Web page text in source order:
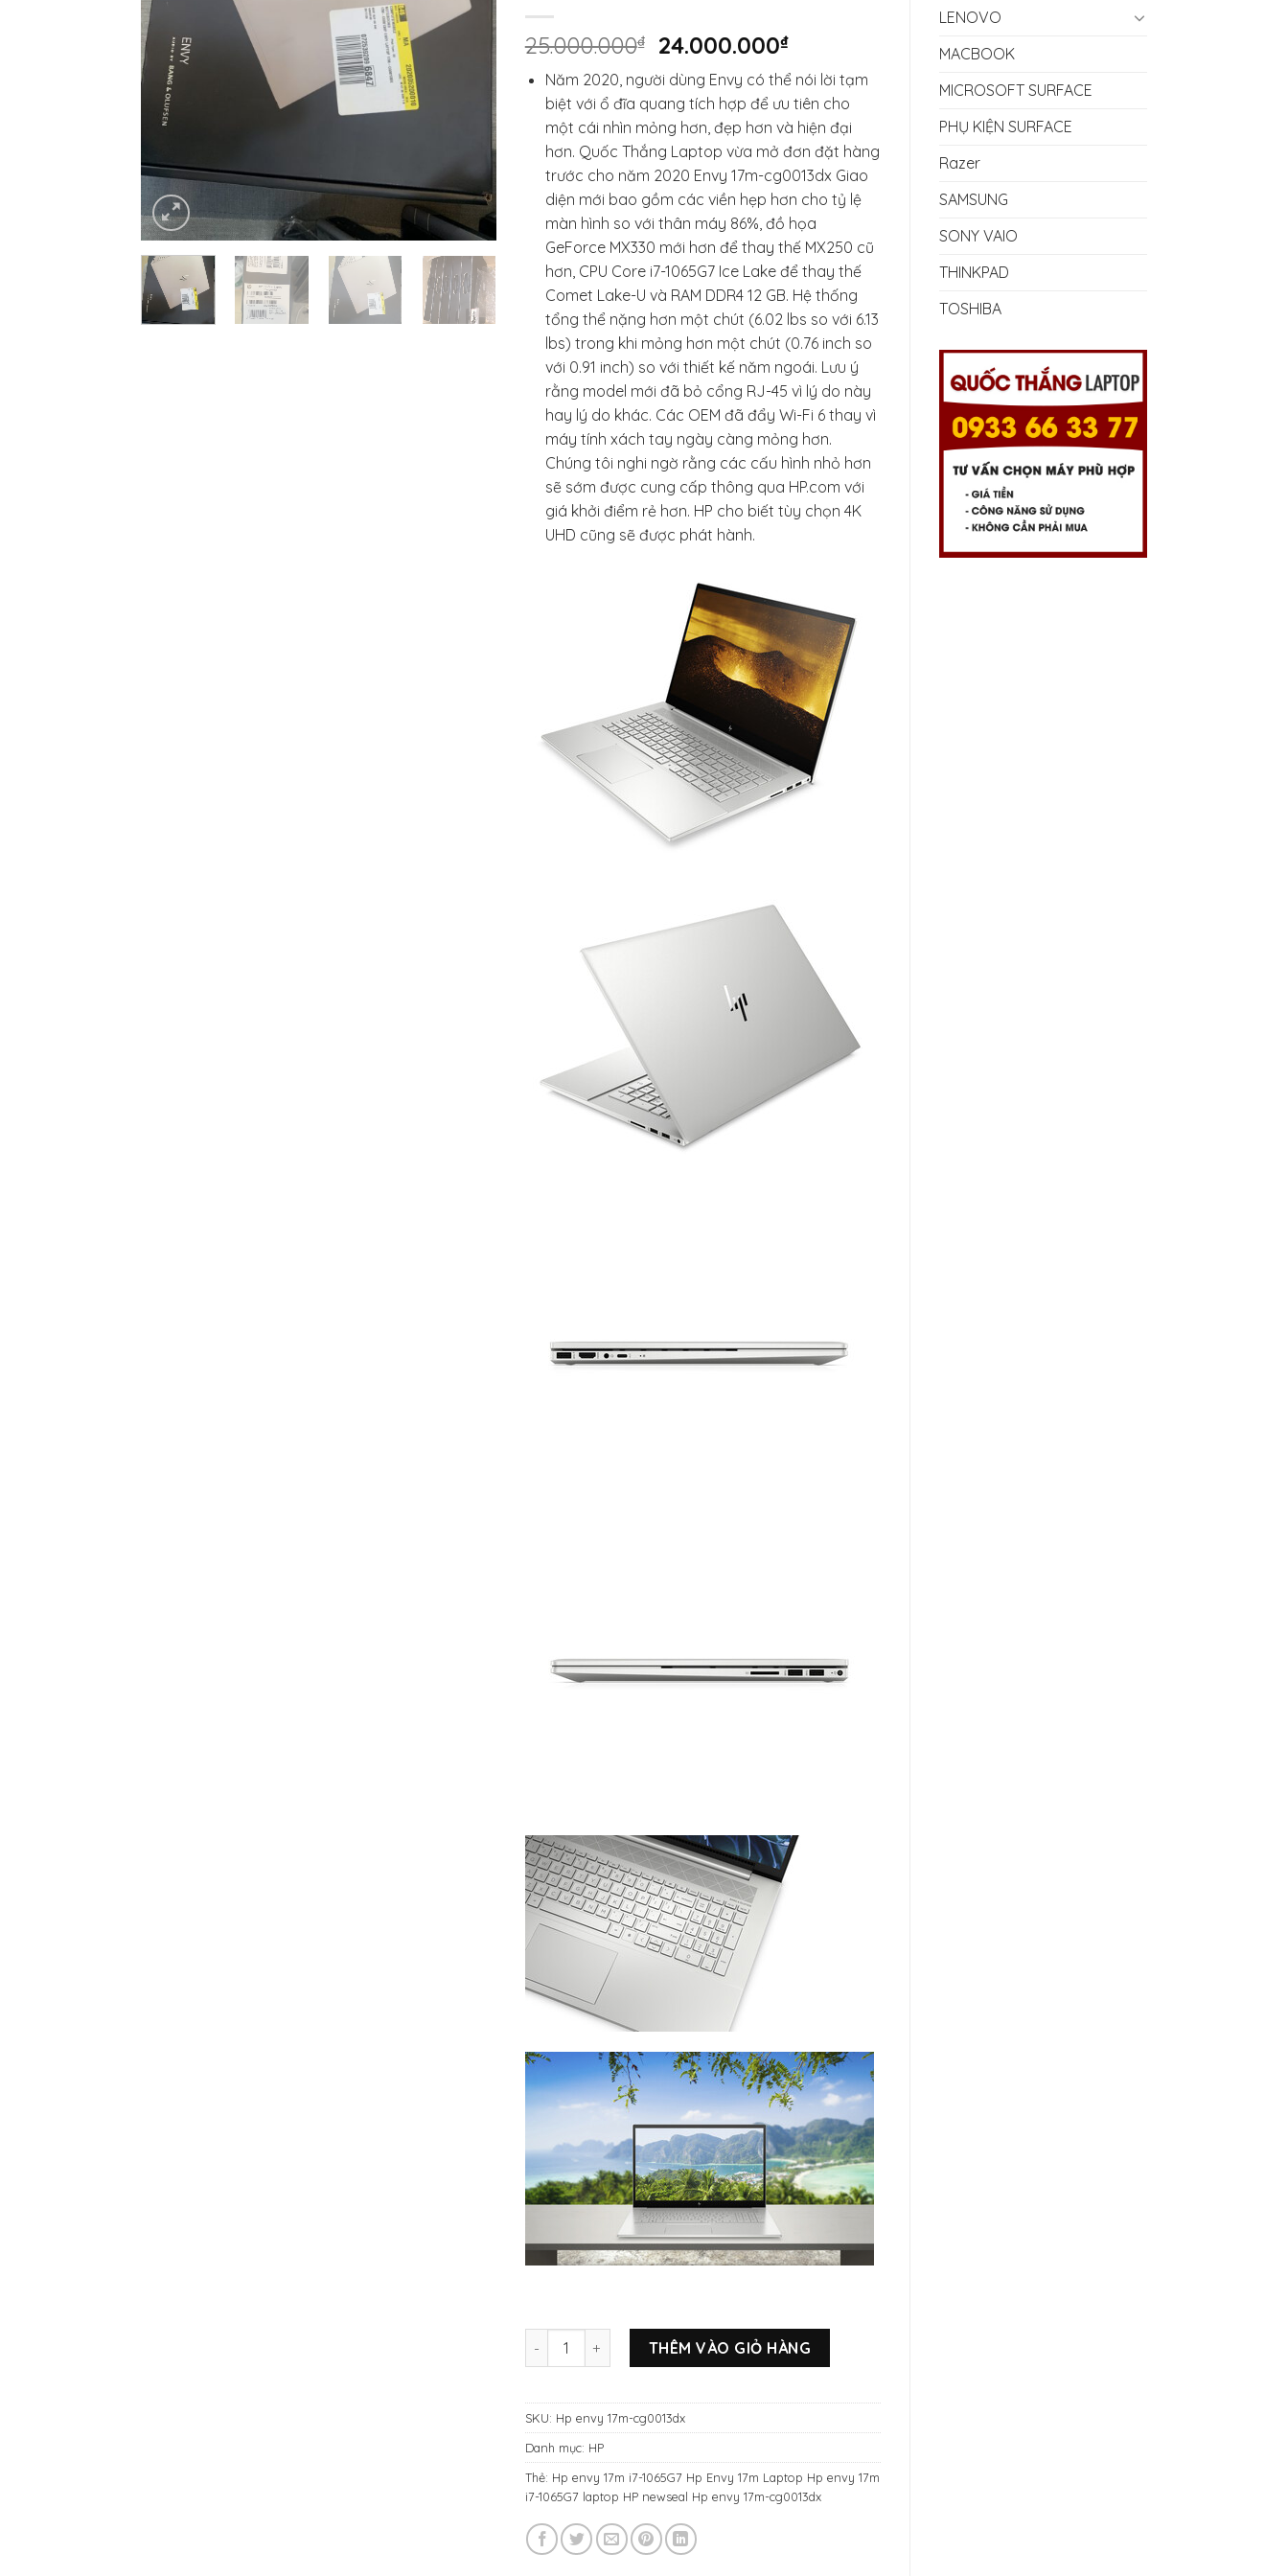
LENOVO
MACBOOK
MICROSOFT SURFACE
PHỤ KIỆN SURFACE
Razer
SAMSUNG
SONY VAIO
THINKPAD
TOSHIBA
25.000.000₫
Giá
gốc
là:
25.000.000₫.
24.000.000₫Giá
hiện
tại
là:
24.000.000₫.
Năm 2020, người dùng Envy có thể nói lời tạm
biệt với ổ đĩa quang tích hợp để ưu tiên cho
một cái nhìn mỏng hơn, đẹp hơn và hiện đại
hơn. Quốc Thắng Laptop vừa mở đơn đặt hàng
trước cho năm 2020 Envy 17m-cg0013dx Giao
diện mới bao gồm các viền hẹp hơn cho tỷ lệ
màn hình so với thân máy 86%, đồ họa
GeForce MX330 mới hơn để thay thế MX250 cũ
hơn, CPU Core i7-1065G7 Ice Lake để thay thế
Comet Lake-U và RAM DDR4 12 GB. Hệ thống
tổng thể nặng hơn một chút (6.02 lbs so với 6.13
lbs) trong khi mỏng hơn một chút (0.76 inch so
với 0.91 inch) so với thiết kế năm ngoái. Lưu ý
rằng model mới đã bỏ cổng RJ-45 vì lý do này
hay lý do khác. Các OEM đã đẩy Wi-Fi 6 thay vì
máy tính xách tay ngày càng mỏng hơn.
Chúng tôi nghi ngờ rằng các cấu hình nhỏ hơn
sẽ sớm được cung cấp thông qua HP.com với
giá khởi điểm rẻ hơn. HP cho biết tùy chọn 4K
UHD cũng sẽ được phát hành.
LAPTOP HP ENVY 17m core i7-1065G7/12gb/512Gb Ssd + 32gb Intel/MX330/17.3in FHD Cảm ứng đa điểm/
THÊM VÀO GIỎ HÀNG
SKU: Hp envy 17m-cg0013dx
Danh mục: HP
Thẻ: Hp envy 17m i7-1065G7 Hp Envy 17m Laptop Hp envy 17m
i7-1065G7 laptop HP newseal Hp envy 17m-cg0013dx